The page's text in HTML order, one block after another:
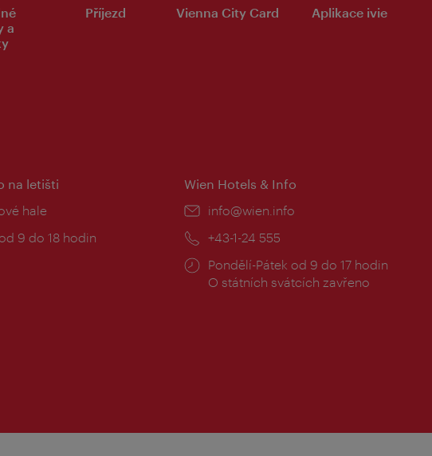
a
Příjezd Vienna City Card Aplikace ivie
na letišti
hale
9 do 18 hodin
Wien Hotels & Info
E-
info@wien.info
Telefon:
+43-1-24 555
Provozní
doba:
Pondělí-Pátek od 9 do 17 hodin
O státních svátcích zavřeno